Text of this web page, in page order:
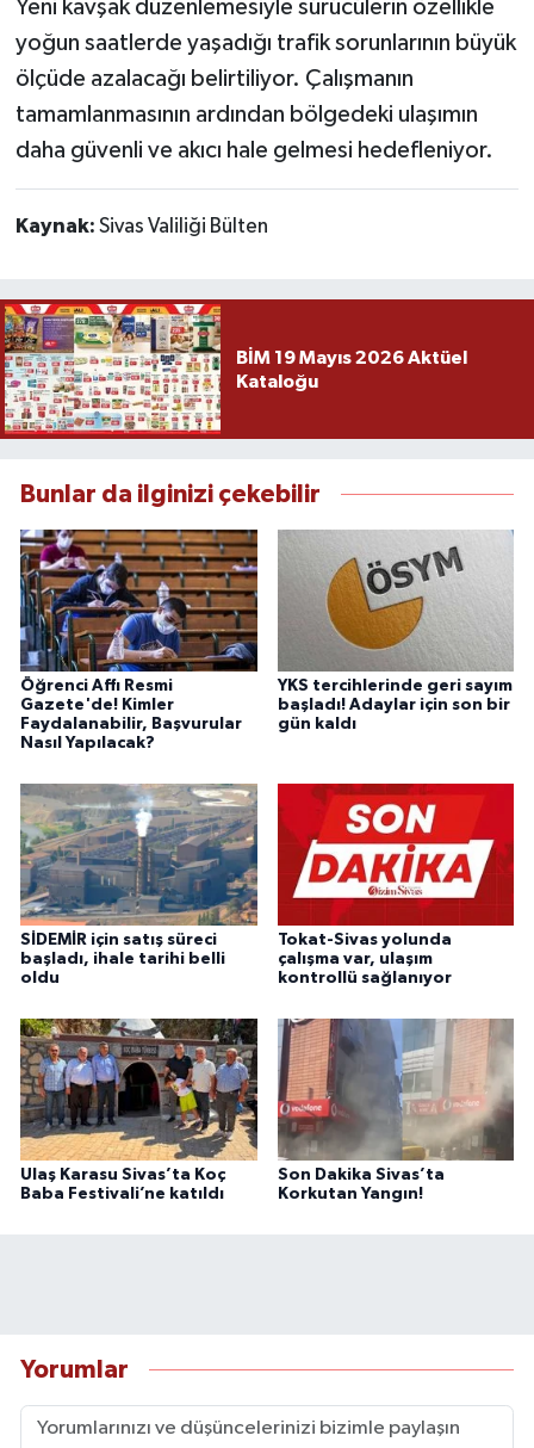
Yeni kavşak düzenlemesiyle sürücülerin özellikle
yoğun saatlerde yaşadığı trafik sorunlarının büyük
ölçüde azalacağı belirtiliyor. Çalışmanın
tamamlanmasının ardından bölgedeki ulaşımın
daha güvenli ve akıcı hale gelmesi hedefleniyor.
Kaynak: Sivas Valiliği Bülten
BİM 19 Mayıs 2026 Aktüel
Kataloğu
Bunlar da ilginizi çekebilir
Öğrenci Affı Resmi
Gazete'de! Kimler
Faydalanabilir, Başvurular
Nasıl Yapılacak?
YKS tercihlerinde geri sayım
başladı! Adaylar için son bir
gün kaldı
SİDEMİR için satış süreci
başladı, ihale tarihi belli
oldu
Tokat-Sivas yolunda
çalışma var, ulaşım
kontrollü sağlanıyor
Ulaş Karasu Sivas’ta Koç
Baba Festivali’ne katıldı
Son Dakika Sivas’ta
Korkutan Yangın!
Yorumlar